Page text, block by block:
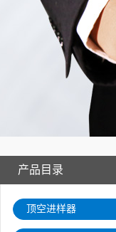
产品目录
顶空进样器